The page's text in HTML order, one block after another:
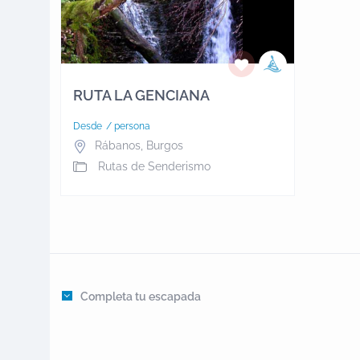
RUTA LA GENCIANA
Desde / persona
Rábanos, Burgos
Rutas de Senderismo
Completa tu escapada